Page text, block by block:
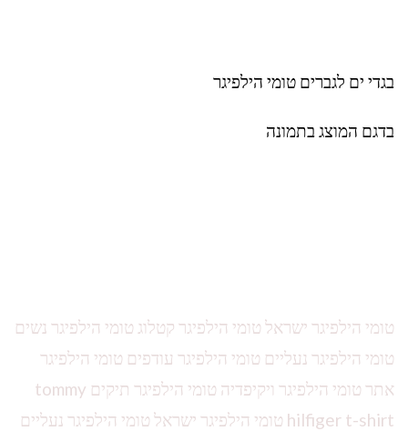
בגדי ים לגברים טומי הילפיגר
בדגם המוצג בתמונה
טומי הילפיגר ישראל טומי הילפיגר קטלוג טומי הילפיגר נשים
טומי הילפיגר נעליים טומי הילפיגר עודפים טומי הילפיגר
אתר טומי הילפיגר ויקיפדיה טומי הילפיגר תיקים tommy
hilfiger t-shirt טומי הילפיגר ישראל טומי הילפיגר נעליים